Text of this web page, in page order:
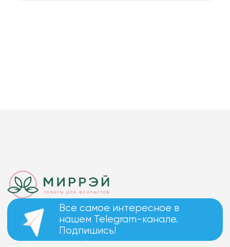
Все самое интересное в
нашем Telegram-канале.
Подпишись!